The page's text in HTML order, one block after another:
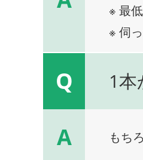
※ 最
※ 伺
Q 1
A もち